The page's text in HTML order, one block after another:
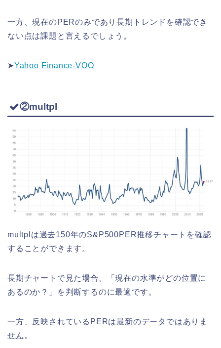
一方、現在のPERのみであり長期トレンドを確認でき
ない点は課題と言えるでしょう。
➤Yahoo Finance-VOO
②multpl
multplは過去150年のS&P500PER推移チャートを確認
することができます。
長期チャートで見た場合、「現在の水準がどの位置に
あるのか？」を判断するのに最適です。
一方、 反映されているPERは最新のデータではありま
せん 。